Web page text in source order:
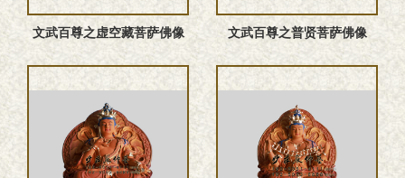
文武百尊之虚空藏菩萨佛像 文武百尊之普贤菩萨佛像